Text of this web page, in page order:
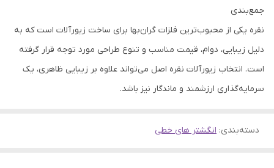
جمع‌بندی
نقره یکی از محبوب‌ترین فلزات گران‌بها برای ساخت زیورآلات است که به
دلیل زیبایی، دوام، قیمت مناسب و تنوع طراحی مورد توجه قرار گرفته
است. انتخاب زیورآلات نقره اصل می‌تواند علاوه بر زیبایی ظاهری، یک
سرمایه‌گذاری ارزشمند و ماندگار نیز باشد.
دسته‌بندی: انگشتر های خطی